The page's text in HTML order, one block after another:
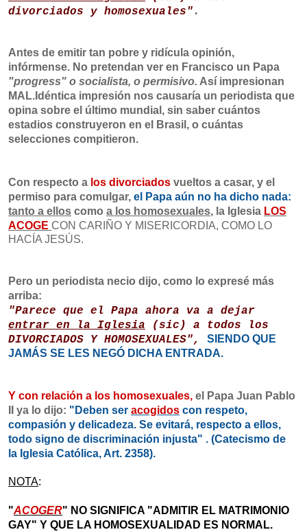
divorciados y homosexuales" .
Antes de emitir tan pobre y ridícula opinión,
infórmense. No pretendan ver en Francisco un Papa
"progress" o socialista, o permisivo. Así impresionan
MAL. Idéntica impresión nos causaría un periodista que
opina sobre el último mundial, sin saber cuántos
estadios construyeron en el Brasil, o cuántas
selecciones compitieron.
Con respecto a los divorciados vueltos a casar, y el
permiso para comulgar, el Papa aún no ha dicho nada:
tanto a ellos como a los homosexuales, la Iglesia LOS
ACOGE CON CARIÑO Y MISERICORDIA, COMO LO
HACÍA JESÚS.
Pero un periodista necio dijo, como lo expresé más
arriba:
"Parece que el Papa ahora va a dejar
entrar en la Iglesia (sic) a todos los
DIVORCIADOS Y HOMOSEXUALES",
SIENDO QUE
JAMÁS SE LES NEGÓ DICHA ENTRADA.
Y con relación a los homosexuales, el Papa Juan Pablo
II ya lo dijo: "Deben ser acogidos con respeto,
compasión y delicadeza. Se evitará, respecto a ellos,
todo signo de discriminación injusta" . (Catecismo de
la Iglesia Católica, Art. 2358).
NOTA:
"ACOGER" NO SIGNIFICA "ADMITIR EL MATRIMONIO
GAY" Y QUE LA HOMOSEXUALIDAD ES NORMAL.